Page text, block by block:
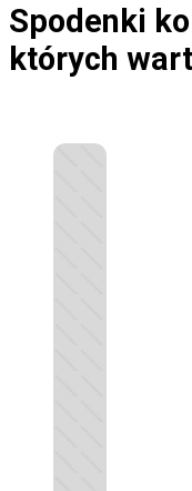
Spodenki
których